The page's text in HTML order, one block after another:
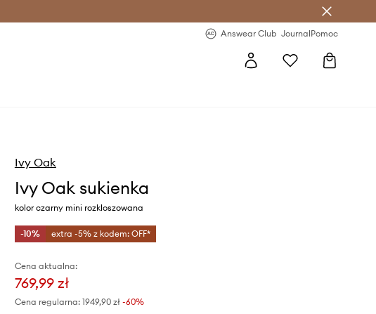
Answear Club JournalPomoc
Ivy Oak
Ivy Oak sukienka
kolor czarny mini rozkloszowana
-10% extra -5% z kodem: OFF*
Cena aktualna:
769,99 zł
Cena regularna: 1949,90 zł-60%